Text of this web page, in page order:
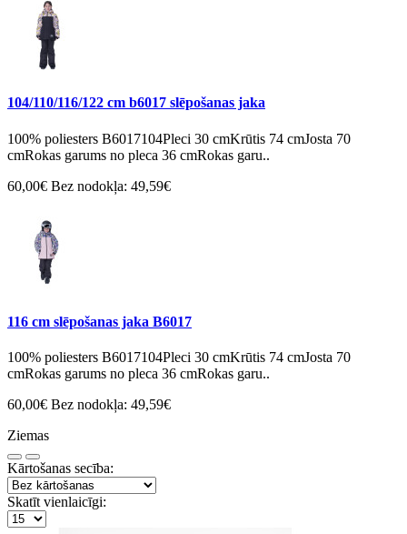
104/110/116/122 cm b6017 slēpošanas jaka
100% poliesters B6017104Pleci 30 cmKrūtis 74 cmJosta 70
cmRokas garums no pleca 36 cmRokas garu..
60,00€ Bez nodokļa: 49,59€
116 cm slēpošanas jaka B6017
100% poliesters B6017104Pleci 30 cmKrūtis 74 cmJosta 70
cmRokas garums no pleca 36 cmRokas garu..
60,00€ Bez nodokļa: 49,59€
Ziemas
Kārtošanas secība:
Skatīt vienlaicīgi: